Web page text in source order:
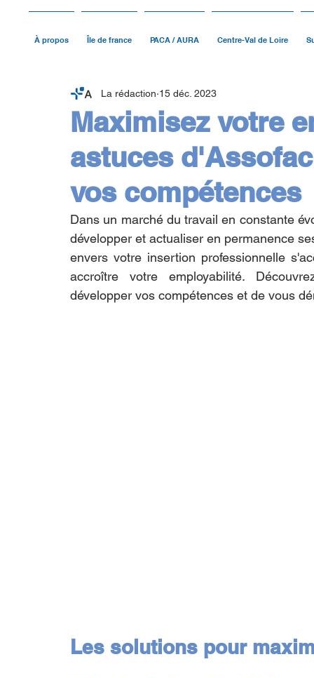
À propos Île de france PACA / AURA Centre-Val de Loire
Maximisez votre
astuces
vos compétences
La rédaction 15 déc. 2023
Dans un marché du travail en constante
développer et actualiser en permanence
envers votre insertion professionnelle
accroître votre employabilité.
développer vos compétences et de vous
Les solutions pour